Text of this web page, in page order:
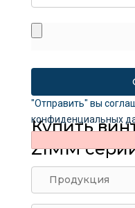
"Отправить" вы
конфиденциальных
Купить
ZIMM